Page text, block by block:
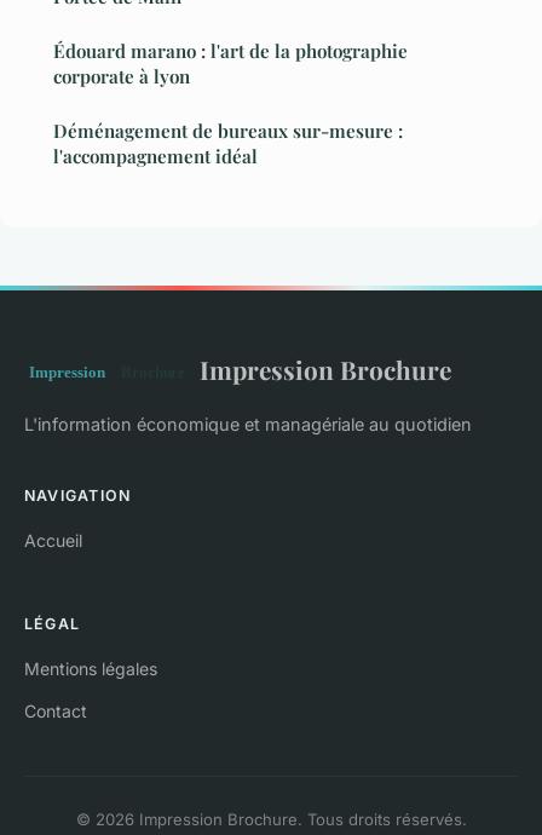
Édouard marano : l'art de la photographie
corporate à lyon
Déménagement de bureaux sur-mesure :
l'accompagnement idéal
Impression Brochure
L'information économique et managériale au quotidien
NAVIGATION
Accueil
LÉGAL
Mentions légales
Contact
© 2026 Impression Brochure. Tous droits réservés.